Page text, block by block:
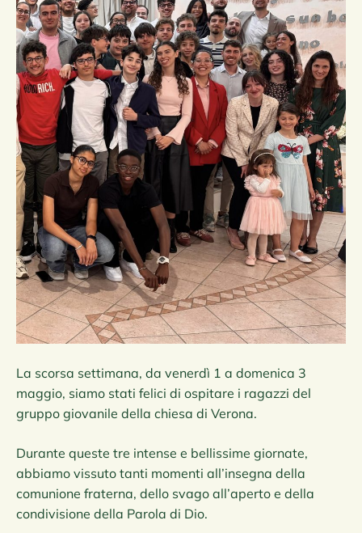
La scorsa settimana, da venerdì 1 a domenica 3
maggio, siamo stati felici di ospitare i ragazzi del
gruppo giovanile della chiesa di Verona.
Durante queste tre intense e bellissime giornate,
abbiamo vissuto tanti momenti all’insegna della
comunione fraterna, dello svago all’aperto e della
condivisione della Parola di Dio.